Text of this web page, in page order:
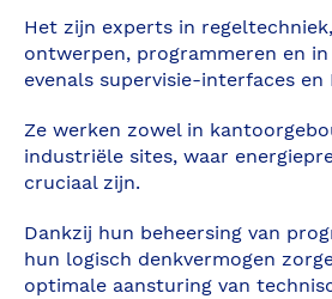
Het zijn experts in regeltechniek,
ontwerpen, programmeren en
evenals supervisie-interfaces en
Ze werken zowel in
industriële sites, waar
cruciaal zijn.
Dankzij hun beheersing van
hun logisch denkvermogen
optimale aansturing van